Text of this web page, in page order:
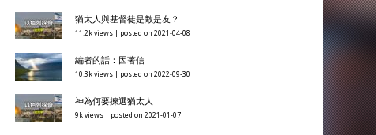
猶太人與基督徒是敵是友？
11.2k views posted on 2021-04-08
編者的話：因著信
10.3k views posted on 2022-09-30
神為何要揀選猶太人
9k views posted on 2021-01-07